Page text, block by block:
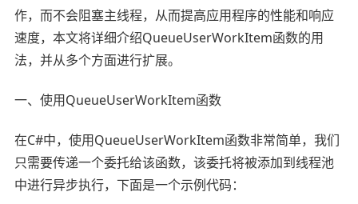
作，而不会阻塞主线程，从而提高应用程序的性能和响应
速度，本文将详细介绍QueueUserWorkItem函数的用
法，并从多个方面进行扩展。
一、使用QueueUserWorkItem函数
在C#中，使用QueueUserWorkItem函数非常简单，我们
只需要传递一个委托给该函数，该委托将被添加到线程池
中进行异步执行，下面是一个示例代码：